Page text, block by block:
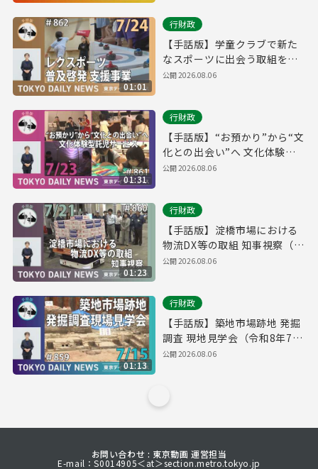
01:01
行財政
【手話版】学童クラブで新た
なスポーツに出会う取組を開
始！（令和8年7月24日 東京デ
公開2026.08.06
01:31
行財政
【手話版】“お預かり”から“文
化との出会い”へ 文化体験型
託児サービス（令和8年7月23
公開2026.08.06
01:23
行財政
【手話版】淀橋市場における
物流DX等の取組 知事視察（令
和8年7月21日 東京デイリーニ
公開2026.08.06
01:13
行財政
【手話版】築地市場跡地 発掘
調査 現地見学会（令和8年7月
15日 東京デイリーニュース
公開2026.08.06
お問い合わせ : 東京動画 運営担当
E-mail：S0014905＜at＞section.metro.tokyo.jp